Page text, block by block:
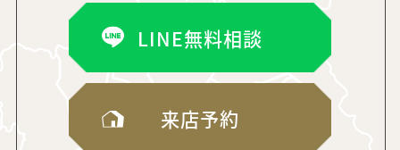
LINE無料相談
来店予約